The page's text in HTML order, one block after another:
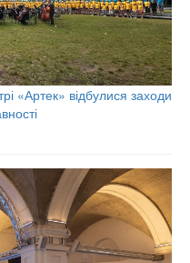
«Артек» відбулися заходи